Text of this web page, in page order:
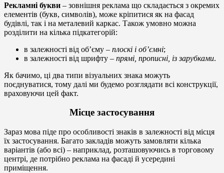
Рекламні букви – зовнішня реклама що складається з окремих
елементів (букв, символів), може кріпитися як на фасад
будівлі, так і на металевий каркас. Також умовно можна
розділити на кілька підкатегорій:
в залежності від об’єму – плоскі і об’ємні;
в залежності від шрифту – прямі, прописні, із зарубками.
Як бачимо, ці два типи візуальних знака можуть
поєднуватися, тому далі ми будемо розглядати всі конструкції,
враховуючи цей факт.
Місце застосування
Зараз мова піде про особливості знаків в залежності від місця
їх застосування. Багато закладів можуть замовляти кілька
варіантів (або всі) – наприклад, розташовуючись в торговому
центрі, де потрібно реклама на фасаді й усередині
приміщення.